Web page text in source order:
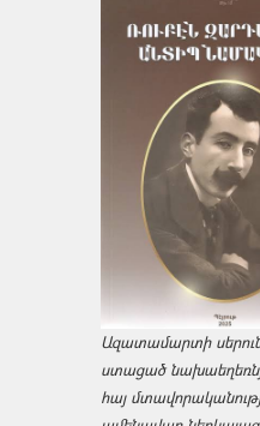
Ազատամարտի
ստացած
հայ